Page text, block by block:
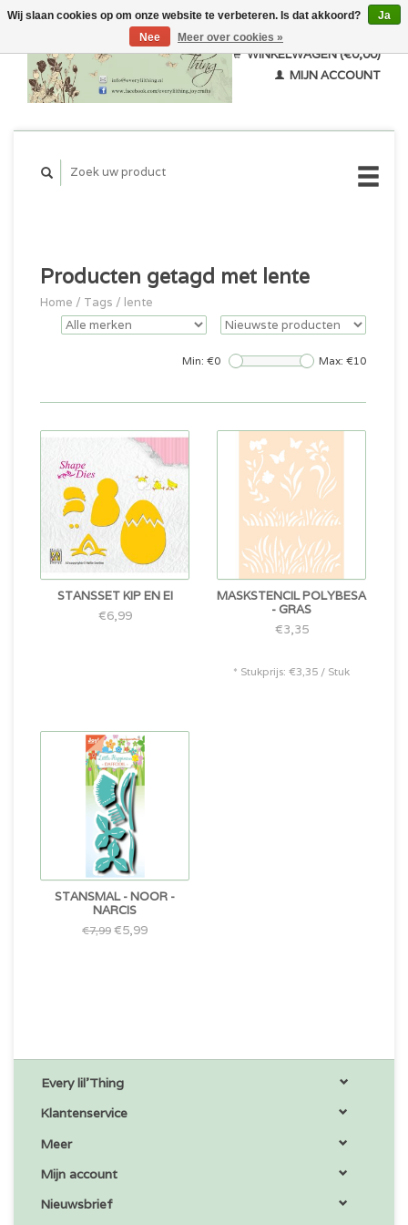
WINKELWAGEN (€0,00)
MIJN ACCOUNT
Producten getagd met lente
Home / Tags / lente
Min: €0 Max: €10
STANSSET KIP EN EI
€6,99
MASKSTENCIL POLYBESA
- GRAS
€3,35
* Stukprijs: €3,35 / Stuk
STANSMAL - NOOR -
NARCIS
€7,99 €5,99
Every lil'Thing
Klantenservice
Meer
Mijn account
Nieuwsbrief
Wij slaan cookies op om onze website te verbeteren. Is dat akkoord?
Ja
Nee
Meer over cookies »